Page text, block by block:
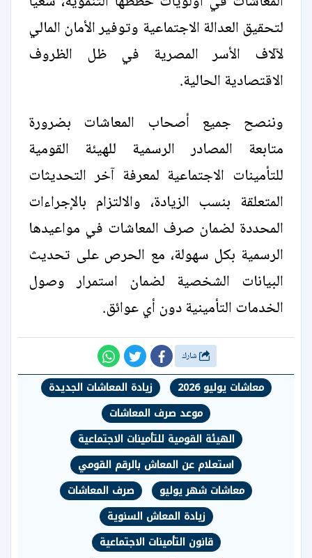
لتحقيق العدالة الاجتماعية وتوفير الأمان المالي
لآلاف الأسر المصرية في ظل الظروف
الاقتصادية الحالية.
وننصح جميع أصحاب المعاشات بضرورة
متابعة المصادر الرسمية للهيئة القومية
للتأمينات الاجتماعية لمعرفة آخر التحديثات
المتعلقة بنسب الزيادة، والالتزام بالإجراءات
المحددة لضمان صرف المعاشات في مواعيدها
الرسمية بكل سهولة، مع الحرص على تحديث
البيانات الشخصية لضمان استمرار وصول
الخدمات التأمينية دون أي عوائق.
معاشات يوليو 2026
زيادة المعاشات الجديدة
موعد صرف المعاشات
الهيئة القومية للتأمينات الاجتماعية
استعلام عن المعاش بالرقم القومي
معاشات شهر يوليو
صرف المعاشات
زيادة المعاش السنوية
قانون التأمينات الاجتماعية